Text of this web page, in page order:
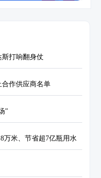
打响翻身仗
作供应商名单
”
万米、节省超7亿瓶用水